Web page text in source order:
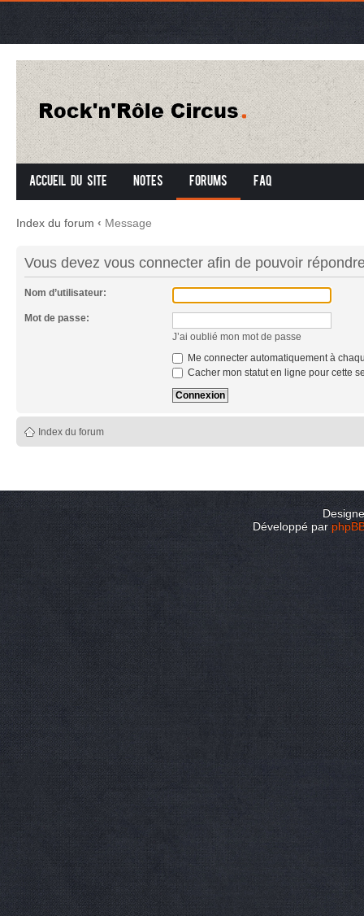
Accueil du site Notes Forums FAQ
Index du forum ‹ Message
Vous devez vous connecter afin de pouvoir
Nom d’utilisateur:
Mot de passe:
J’ai oublié mon mot de passe
Me connecter automatiquement à
Cacher mon statut en ligne pour cette
Index du forum
Développé par